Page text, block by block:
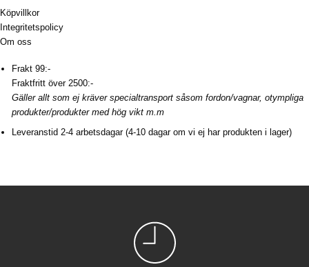
Köpvillkor
Integritetspolicy
Om oss
Frakt 99:-
Fraktfritt över 2500:-
Gäller allt som ej kräver specialtransport såsom fordon/vagnar, otympliga
produkter/produkter med hög vikt m.m
Leveranstid 2-4 arbetsdagar (4-10 dagar om vi ej har produkten i lager)